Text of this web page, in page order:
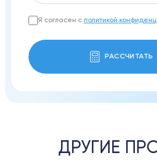
Я согласен с политикой
РАССЧИТАТЬ
ДРУГИЕ